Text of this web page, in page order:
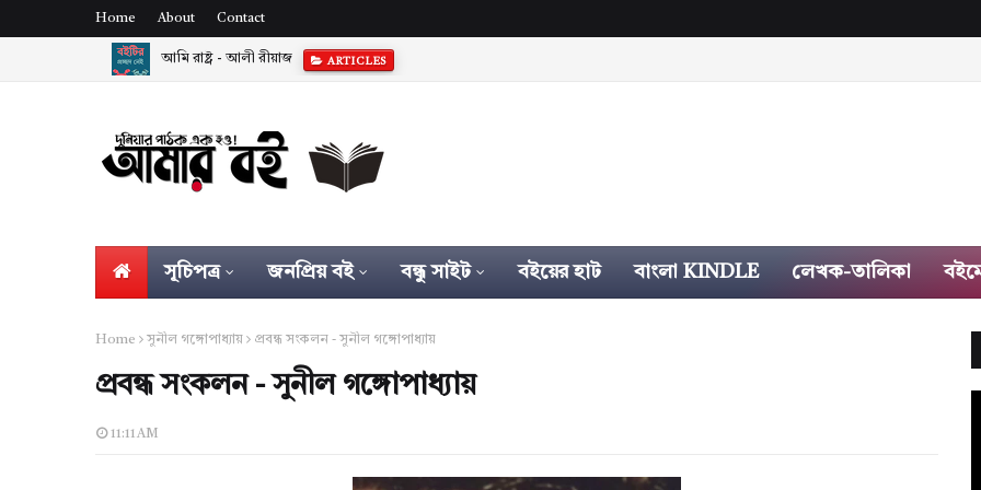
Home About Contact
আমি রাষ্ট্র - আলী রীয়াজ ARTICLES
সূচিপত্র জনপ্রিয় বই বন্ধু সাইট বইয়ের হাট বাংলা KINDLE লেখক-তালিকা
Home সুনীল গঙ্গোপাধ্যায় প্রবন্ধ সংকলন - সুনীল গঙ্গোপাধ্যায়
প্রবন্ধ সংকলন - সুনীল গঙ্গোপাধ্যায়
11:11 AM